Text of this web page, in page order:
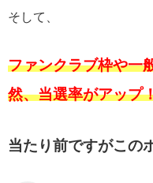
そして、
ファンクラブ枠や一
然、当選率がアップ
当たり前ですがこの